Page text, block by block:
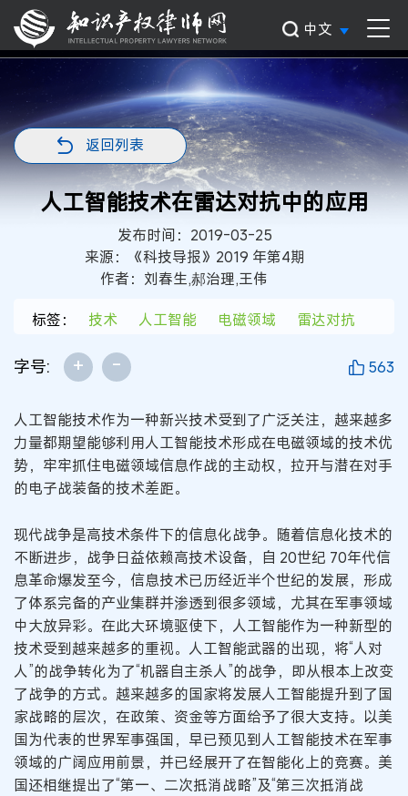
中文
返回列表
人工智能技术在雷达对抗中的应用
发布时间：2019-03-25
来源：《科技导报》2019 年第4期
作者：刘春生,郝治理,王伟
标签： 技术 人工智能 电磁领域 雷达对抗
字号: + - 563
人工智能技术作为一种新兴技术受到了广泛关注，越来越多
力量都期望能够利用人工智能技术形成在电磁领域的技术优
势，牢牢抓住电磁领域信息作战的主动权，拉开与潜在对手
的电子战装备的技术差距。
现代战争是高技术条件下的信息化战争。随着信息化技术的
不断进步，战争日益依赖高技术设备，自 20世纪 70年代信
息革命爆发至今，信息技术已历经近半个世纪的发展，形成
了体系完备的产业集群并渗透到很多领域，尤其在军事领域
中大放异彩。在此大环境驱使下，人工智能作为一种新型的
技术受到越来越多的重视。人工智能武器的出现，将“人对
人”的战争转化为了“机器自主杀人”的战争，即从根本上改变
了战争的方式。越来越多的国家将发展人工智能提升到了国
家战略的层次，在政策、资金等方面给予了很大支持。以美
国为代表的世界军事强国，早已预见到人工智能技术在军事
领域的广阔应用前景，并已经展开了在智能化上的竞赛。美
国还相继提出了“第一、二次抵消战略”及“第三次抵消战